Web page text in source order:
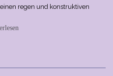
regen und konstruktiven